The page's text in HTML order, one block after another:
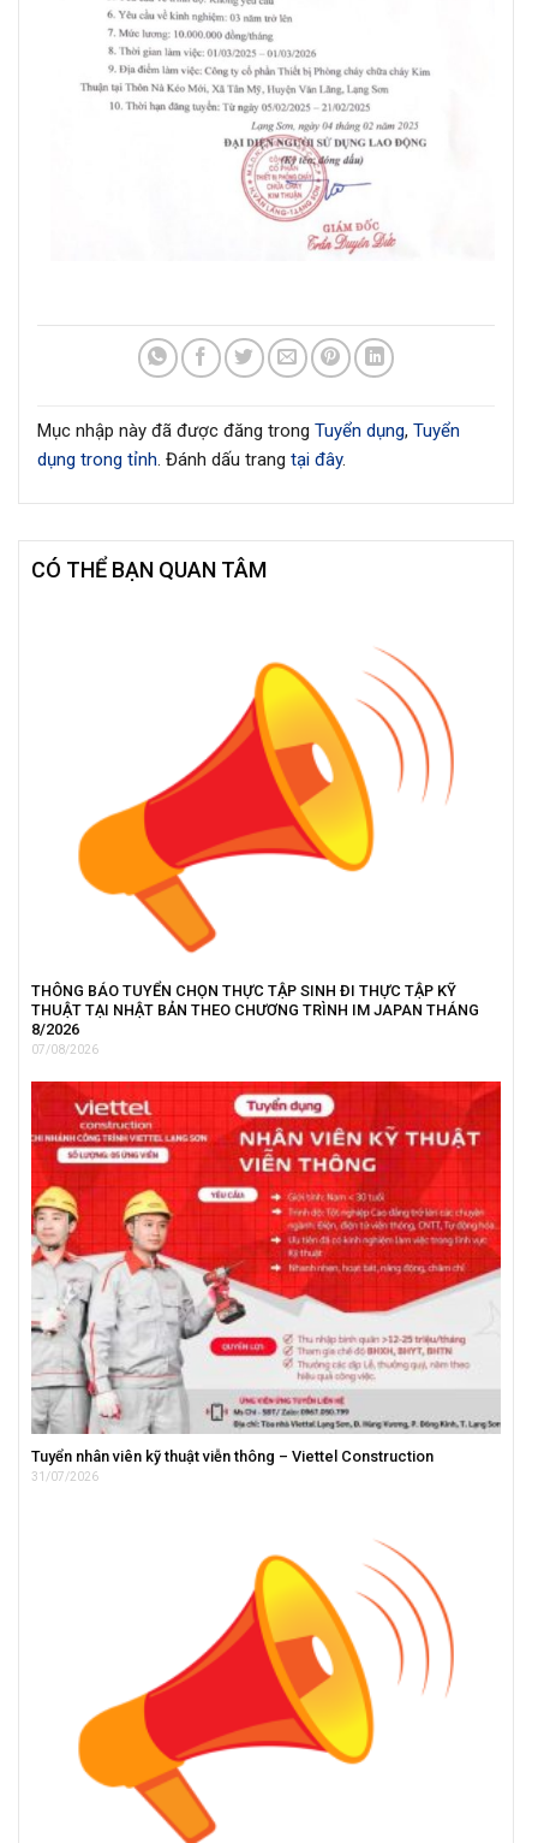
Mục nhập này đã được đăng trong Tuyển dụng, Tuyển
dụng trong tỉnh. Đánh dấu trang tại đây.
CÓ THỂ BẠN QUAN TÂM
THÔNG BÁO TUYỂN CHỌN THỰC TẬP SINH ĐI THỰC TẬP KỸ
THUẬT TẠI NHẬT BẢN THEO CHƯƠNG TRÌNH IM JAPAN THÁNG
8/2026
07/08/2026
Tuyển nhân viên kỹ thuật viễn thông – Viettel Construction
31/07/2026